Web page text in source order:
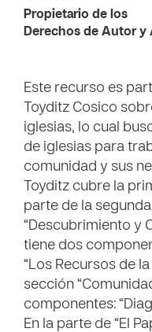
Propietario de los
Derechos de Autor y
Este recurso es
Toyditz Cosico
iglesias, lo cual
de iglesias para
comunidad y sus
Toyditz cubre la
parte de la
“Descubrimiento y
tiene dos
“Los Recursos de
sección
componentes:
En la parte de “El